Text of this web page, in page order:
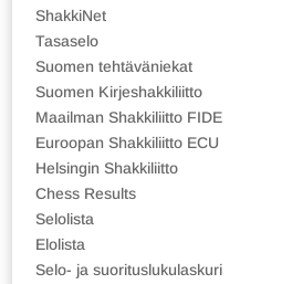
ShakkiNet
Tasaselo
Suomen tehtäväniekat
Suomen Kirjeshakkiliitto
Maailman Shakkiliitto FIDE
Euroopan Shakkiliitto ECU
Helsingin Shakkiliitto
Chess Results
Selolista
Elolista
Selo- ja suorituslukulaskuri